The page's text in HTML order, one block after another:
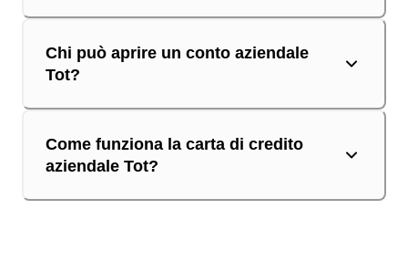
Chi può aprire un conto aziendale
Tot?
Come funziona la carta di credito
aziendale Tot?